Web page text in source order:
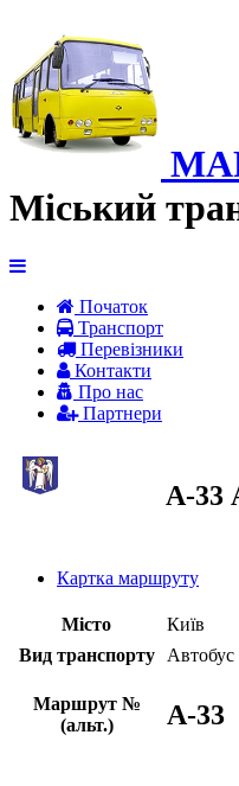
Міський
Початок
Транспорт
Перевiзники
Контакти
Про нас
Партнери
A-33
Картка маршруту
Місто
Київ
Вид транспорту
Автобус
Маршрут №
(альт.)
A-33